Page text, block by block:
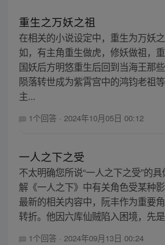
重生之万妖之祖
在相关的小说设定中，重生为万妖
如，有主角重生做虎，修妖做祖，
国妖后方明悠重生后回到当海王那
陨落转世成为紫霄宫中的鸿钧老祖
主...
1个回答 · 2024年10月05日 00:12
一人之下之受
不太明确您所说“一人之下之受”的
解《一人之下》中有关角色受某种
最新的相关内容中，阮丰作为重要
转折。他因六库仙贼陷入困境，先
1个回答 · 2024年09月13日 00:24